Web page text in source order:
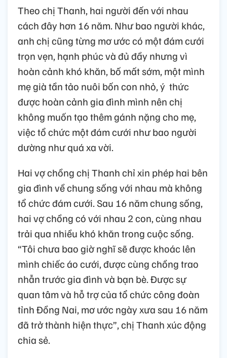
Theo chị Thanh, hai người đến với nhau
cách đây hơn 16 năm. Như bao người khác,
anh chị cũng từng mơ ước có một đám cưới
trọn vẹn, hạnh phúc và đủ đầy nhưng vì
hoàn cảnh khó khăn, bố mất sớm, một mình
mẹ già tần tảo nuôi bốn con nhỏ, ý thức
được hoàn cảnh gia đình mình nên chị
không muốn tạo thêm gánh nặng cho mẹ,
việc tổ chức một đám cưới như bao người
dường như quá xa vời.
Hai vợ chồng chị Thanh chỉ xin phép hai bên
gia đình về chung sống với nhau mà không
tổ chức đám cưới. Sau 16 năm chung sống,
hai vợ chồng có với nhau 2 con, cùng nhau
trải qua nhiều khó khăn trong cuộc sống.
“Tôi chưa bao giờ nghĩ sẽ được khoác lên
mình chiếc áo cưới, được cùng chồng trao
nhẫn trước gia đình và bạn bè. Được sự
quan tâm và hỗ trợ của tổ chức công đoàn
tỉnh Đồng Nai, mơ ước ngày xưa sau 16 năm
đã trở thành hiện thực”, chị Thanh xúc động
chia sẻ.